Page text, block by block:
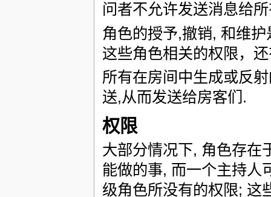
问者不允许发送消息给
角色的授予,撤销, 和维
这些角色相关的权限，
所有在房间中生成或反
送,从而发送给房客们.
权限
大部分情况下, 角色存在
能做的事, 而一个主持人
级角色所没有的权限; 这